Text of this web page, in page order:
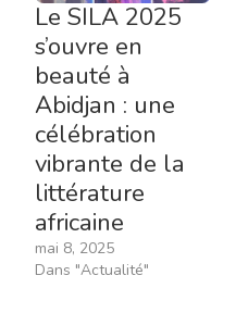
Le SILA 2025
s’ouvre en
beauté à
Abidjan : une
célébration
vibrante de la
littérature
africaine
mai 8, 2025
Dans "Actualité"